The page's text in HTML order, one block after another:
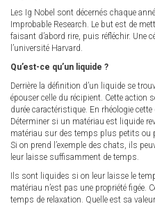
Les Ig Nobel sont décernés chaque
Improbable Research. Le but est de
faisant d’abord rire, puis réfléchir. Une
l’université Harvard.
Qu’est-ce qu’un liquide ?
Derrière la définition d’un liquide se
épouser celle du récipient. Cette action
durée caractéristique. En rhéologie cette
Déterminer si un matériau est liquide
matériau sur des temps plus petits ou
Si on prend l’exemple des chats, ils
leur laisse suffisamment de temps.
Ils sont liquides si on leur laisse le
matériau n’est pas une propriété figée.
temps de relaxation. Quelle est sa